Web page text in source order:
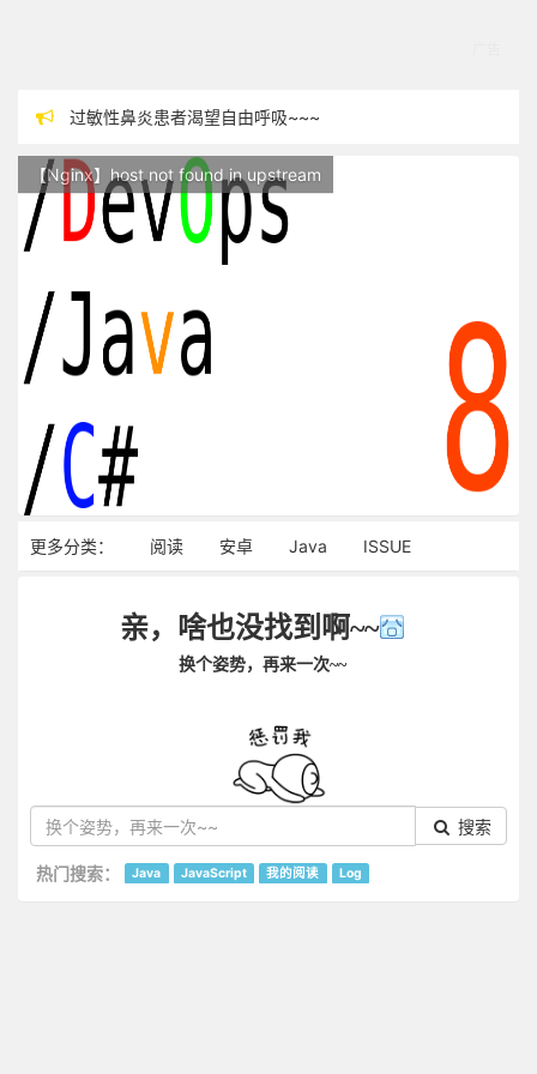
过敏性鼻炎患者渴望自由呼吸~~~
站点随时调整中，如果不能访问，请稍等片刻
反对日本核废水排海
【Nginx】host not found in upstream
更多分类： 阅读 安卓 Java ISSUE
亲，啥也没找到啊~~
换个姿势，再来一次~~
搜索
热门搜索： Java JavaScript 我的阅读 Log